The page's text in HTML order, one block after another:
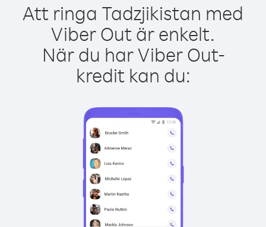
Att ringa Tadzjikistan med
Viber Out är enkelt.
När du har Viber Out-
kredit kan du: